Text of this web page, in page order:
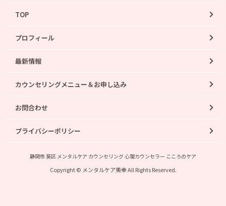
TOP
プロフィール
最新情報
カウンセリングメニュー＆お申し込み
お問合わせ
プライバシーポリシー
静岡市 葵区 メンタルケア カウンセリング 心理カウンセラー こころのケア
Copyright © メンタルケア美幸 All Rights Reserved.